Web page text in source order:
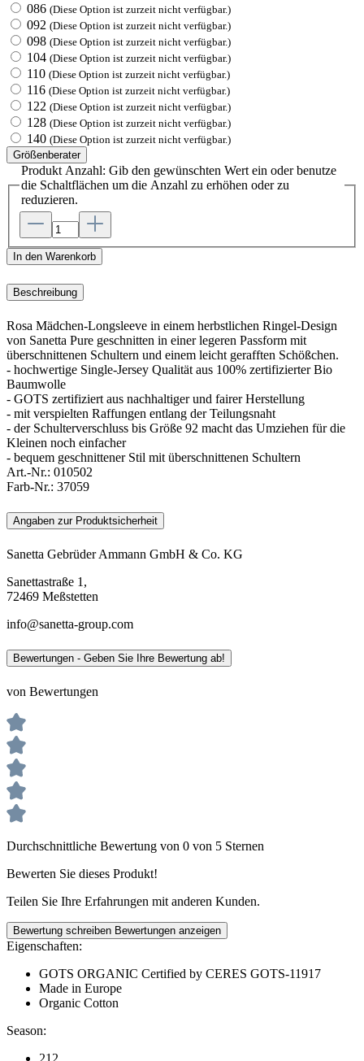
086 (Diese Option ist zurzeit nicht verfügbar.)
092 (Diese Option ist zurzeit nicht verfügbar.)
098 (Diese Option ist zurzeit nicht verfügbar.)
104 (Diese Option ist zurzeit nicht verfügbar.)
110 (Diese Option ist zurzeit nicht verfügbar.)
116 (Diese Option ist zurzeit nicht verfügbar.)
122 (Diese Option ist zurzeit nicht verfügbar.)
128 (Diese Option ist zurzeit nicht verfügbar.)
140 (Diese Option ist zurzeit nicht verfügbar.)
Größenberater
Produkt Anzahl: Gib den gewünschten Wert ein oder benutze
die Schaltflächen um die Anzahl zu erhöhen oder zu
reduzieren.
In den Warenkorb
Beschreibung
Rosa Mädchen-Longsleeve in einem herbstlichen Ringel-Design
von Sanetta Pure geschnitten in einer legeren Passform mit
überschnittenen Schultern und einem leicht gerafften Schößchen.
- hochwertige Single-Jersey Qualität aus 100% zertifizierter Bio
Baumwolle
- GOTS zertifiziert aus nachhaltiger und fairer Herstellung
- mit verspielten Raffungen entlang der Teilungsnaht
- der Schulterverschluss bis Größe 92 macht das Umziehen für die
Kleinen noch einfacher
- bequem geschnittener Stil mit überschnittenen Schultern
Art.-Nr.: 010502
Farb-Nr.: 37059
Angaben zur Produktsicherheit
Sanetta Gebrüder Ammann GmbH & Co. KG
Sanettastraße 1,
72469 Meßstetten
info@sanetta-group.com
Bewertungen - Geben Sie Ihre Bewertung ab!
von Bewertungen
Durchschnittliche Bewertung von 0 von 5 Sternen
Bewerten Sie dieses Produkt!
Teilen Sie Ihre Erfahrungen mit anderen Kunden.
Bewertung schreiben Bewertungen anzeigen
Eigenschaften:
GOTS ORGANIC Certified by CERES GOTS-11917
Made in Europe
Organic Cotton
Season: